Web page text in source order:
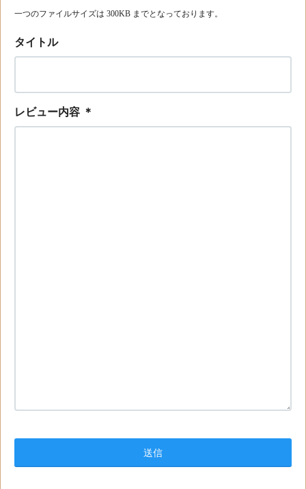
一つのファイルサイズは 300KB までとなっております。
タイトル
レビュー内容 ＊